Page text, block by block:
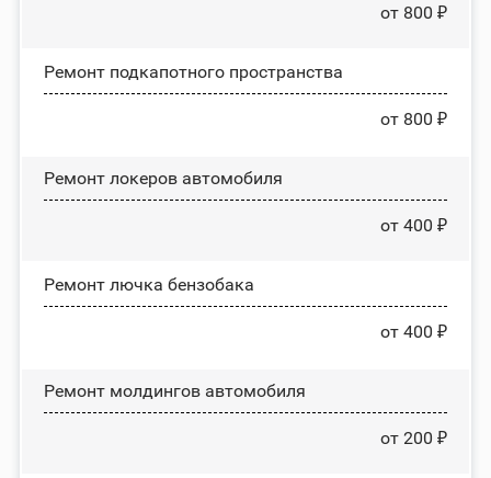
от 800 ₽
Ремонт подкапотного пространства
от 800 ₽
Ремонт лoĸepoв автомобиля
от 400 ₽
Ремонт лючка бензобака
от 400 ₽
Ремонт молдингов автомобиля
от 200 ₽